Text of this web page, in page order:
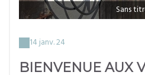
Sans
14 janv. 24
BIENVENUE AUX